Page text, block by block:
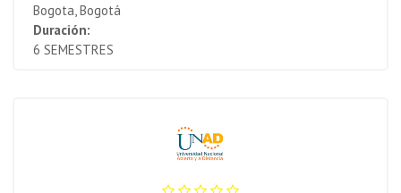
Bogota, Bogotá
Duración:
6 SEMESTRES